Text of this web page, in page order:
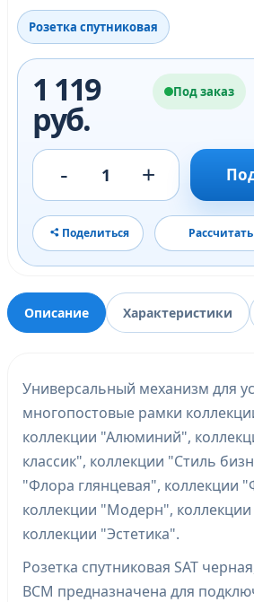
Розетка спутниковая
1 119
руб.
Под заказ
- 1 +
Поделиться
Описание Характеристики
Универсальный механизм для
многопостовые рамки
коллекции "Алюминий",
классик", коллекции "Стиль
"Флора глянцевая", коллекции
коллекции "Модерн",
коллекции "Эстетика".
Розетка спутниковая SAT
BCM предназначена для